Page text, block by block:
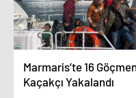
Marmaris’te 16
Kaçakçı Yakalandı